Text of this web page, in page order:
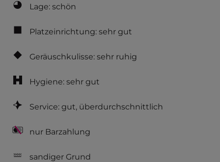
Brot anbietet.   Ort 2 km entfernt.
Lage: schön
Platzeinrichtung: sehr gut
Geräuschkulisse: sehr ruhig
Hygiene: sehr gut
Service: gut, überdurchschnittlich
nur Barzahlung
sandiger Grund